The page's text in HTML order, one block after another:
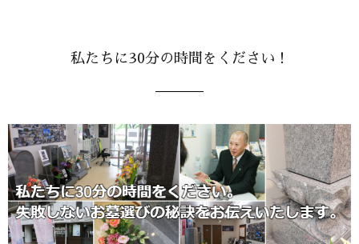
私たちに30分の時間をください！